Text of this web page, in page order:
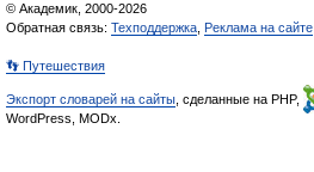
© Академик, 2000-2026
Обратная связь: Техподдержка Реклама на сайте
👣 Путешествия
Экспорт словарей на сайты , сделанные на PHP,
WordPress, MODx.